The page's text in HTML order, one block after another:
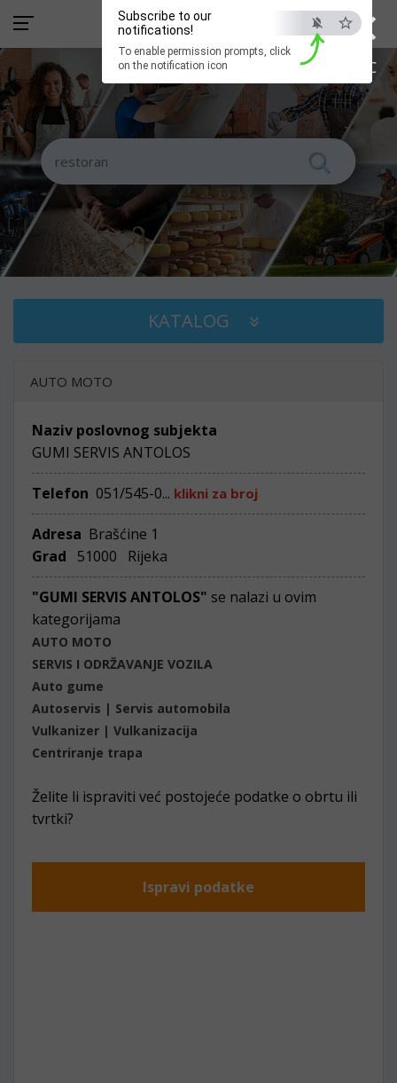
×
ESC
Subscribe to our
notifications!
To enable permission prompts, click
on the notification icon
KATALOG
AUTO MOTO
Naziv poslovnog subjekta
GUMI SERVIS ANTOLOS
Telefon 051/545-0... klikni za broj
Adresa Brašćine 1
Grad
51000 Rijeka
"GUMI SERVIS ANTOLOS" se nalazi u ovim
kategorijama
AUTO MOTO
SERVIS I ODRŽAVANJE VOZILA
Auto gume
Autoservis | Servis automobila
Vulkanizer | Vulkanizacija
Centriranje trapa
Želite li ispraviti već postojeće podatke o obrtu ili
tvrtki?
Ispravi podatke